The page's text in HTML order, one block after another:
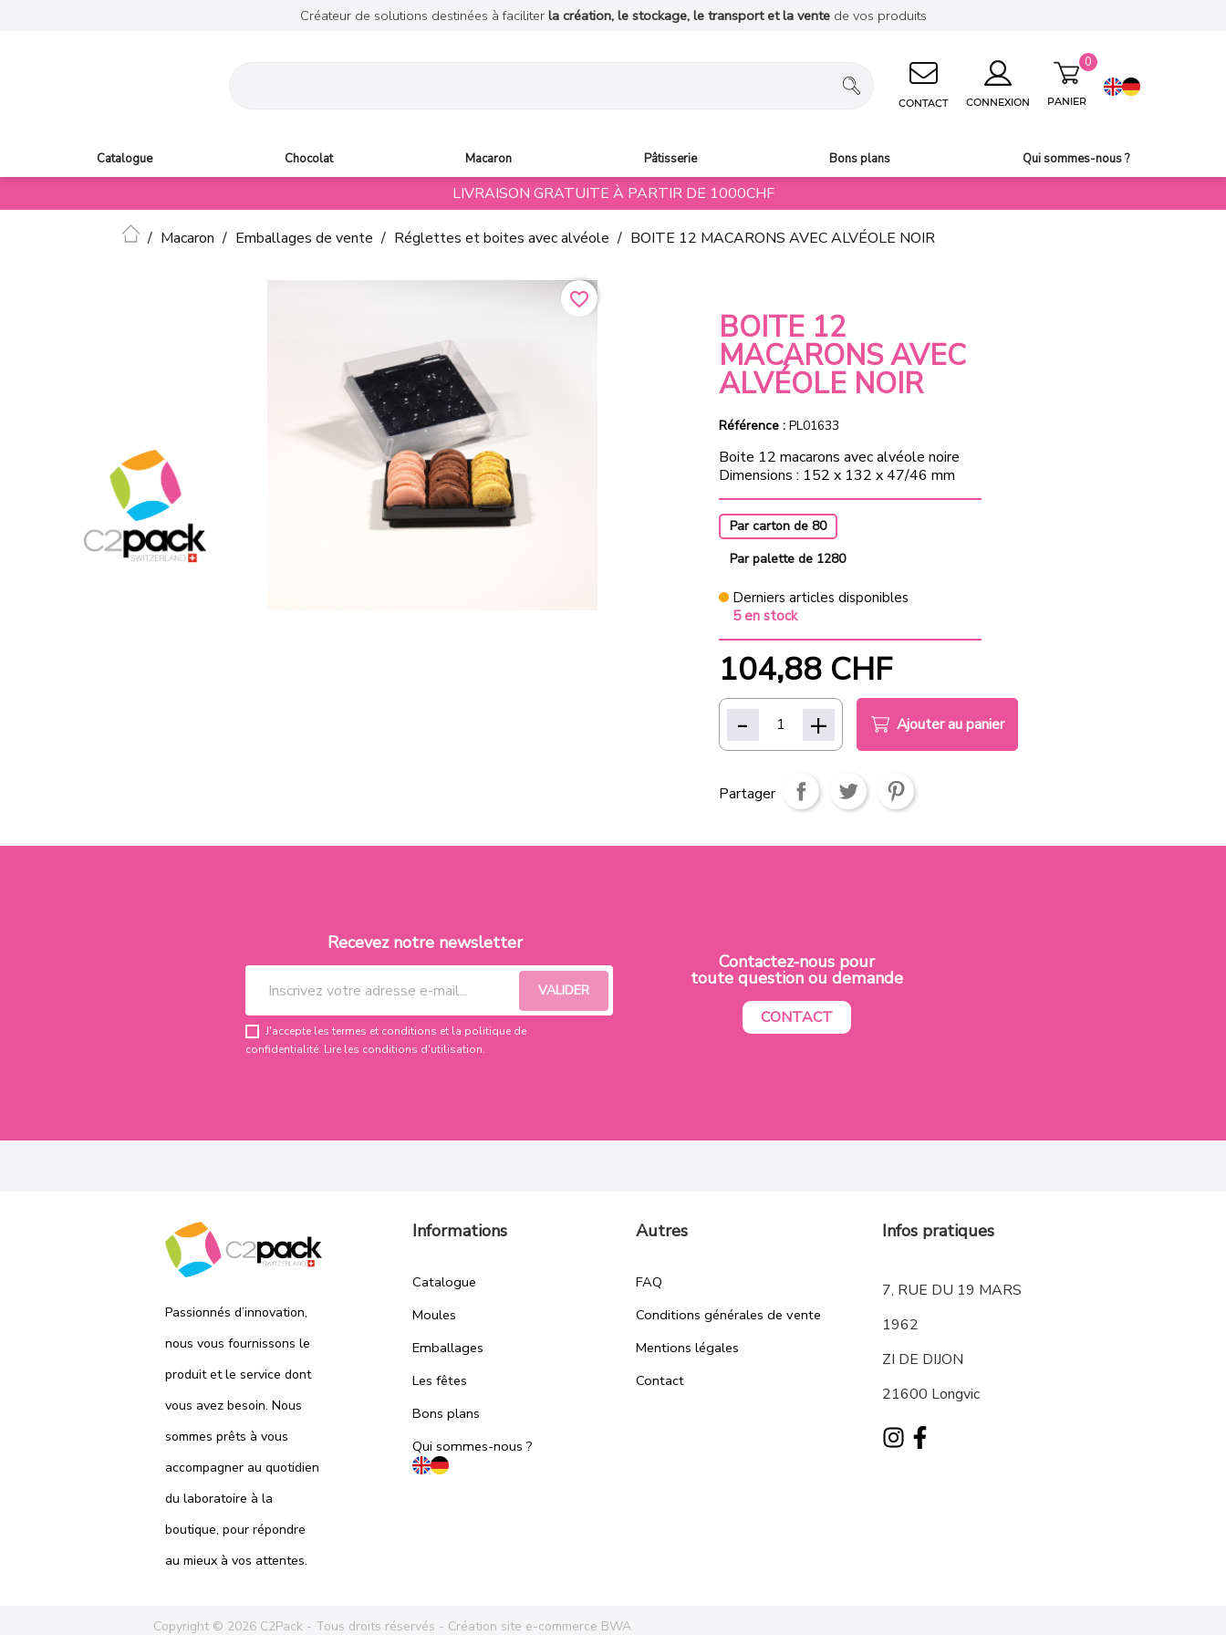
Créateur de solutions destinées à faciliter la création, le stockage, le transport et la ventede vos produits
CONTACT CONNEXION PANIER
0
Catalogue Chocolat Macaron Pâtisserie Bons plans Qui sommes-nous ?
LIVRAISON GRATUITE À PARTIR DE 1000CHF
Accueil
Macaron Emballages de vente Réglettes et boites avec alvéole BOITE 12 MACARONS AVEC ALVÉOLE NOIR
favorite_border
BOITE 12
MACARONS AVEC
ALVÉOLE NOIR
Référence : PL01633
Boite 12 macarons avec alvéole noire
Dimensions : 152 x 132 x 47/46 mm
Par carton de 80
Par palette de 1280
Derniers articles disponibles
5 en stock
104,88 CHF
Ajouter au panier
Partager
Recevez notre newsletter
J'accepte les termes et conditions et la politique de
confidentialité. Lire les conditions d'utilisation.
Contactez-nous pour
toute question ou demande
CONTACT
Passionnés d’innovation,
nous vous fournissons le
produit et le service dont
vous avez besoin. Nous
sommes prêts à vous
accompagner au quotidien
du laboratoire à la
boutique, pour répondre
au mieux à vos attentes.
Informations
Catalogue
Moules
Emballages
Les fêtes
Bons plans
Qui sommes-nous ?
Autres
FAQ
Conditions générales de vente
Mentions légales
Contact
Infos pratiques
7, RUE DU 19 MARS
1962
ZI DE DIJON
21600 Longvic
Copyright © 2026 C2Pack - Tous droits réservés - Création site e-commerce BWA